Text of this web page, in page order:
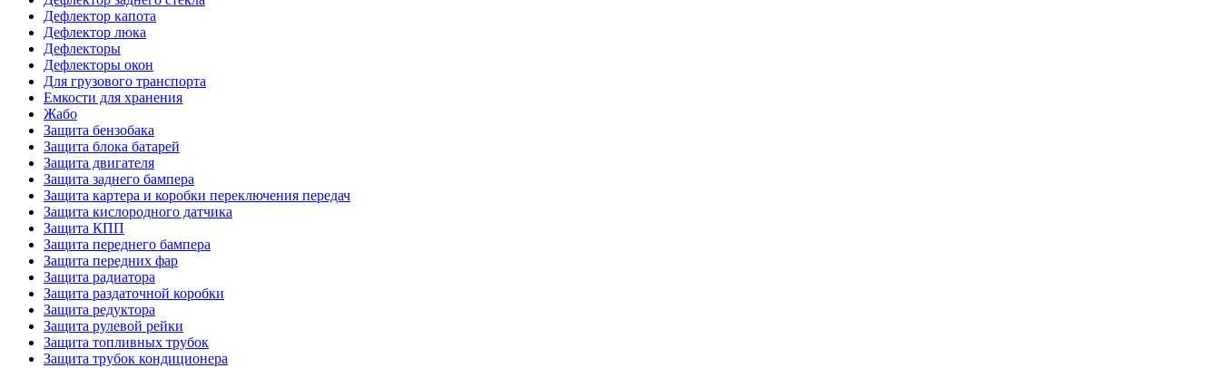
Дефлектор капота
Дефлектор люка
Дефлекторы
Дефлекторы окон
Для грузового транспорта
Емкости для хранения
Жабо
Защита бензобака
Защита блока батарей
Защита двигателя
Защита заднего бампера
Защита картера и коробки переключения передач
Защита кислородного датчика
Защита КПП
Защита переднего бампера
Защита передних фар
Защита радиатора
Защита раздаточной коробки
Защита редуктора
Защита рулевой рейки
Защита топливных трубок
Защита трубок кондиционера